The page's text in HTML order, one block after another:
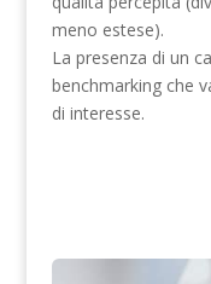
meno estese).
La presenza di un
benchmarking che
di interesse.